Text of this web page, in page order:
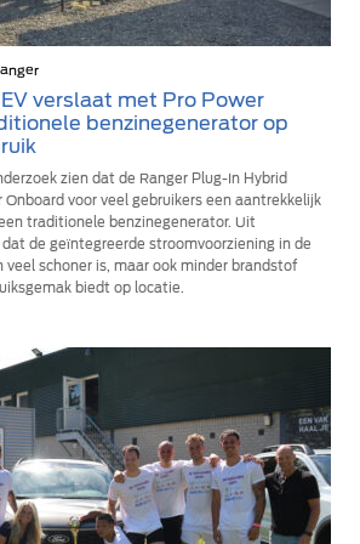
verslaat met Pro Power
benzinegenerator op
zien dat de Ranger Plug-In Hybrid
voor veel gebruikers een aantrekkelijk
traditionele benzinegenerator. Uit
de geïntegreerde stroomvoorziening in de
veel schoner is, maar ook minder brandstof
biedt op locatie.